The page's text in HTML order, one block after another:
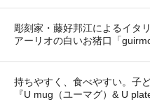
彫刻家・藤好邦江によるイタ
アーリオの白いお猪口「
持ちやすく、食べやすい。子
『U mug（ユーマグ）& U